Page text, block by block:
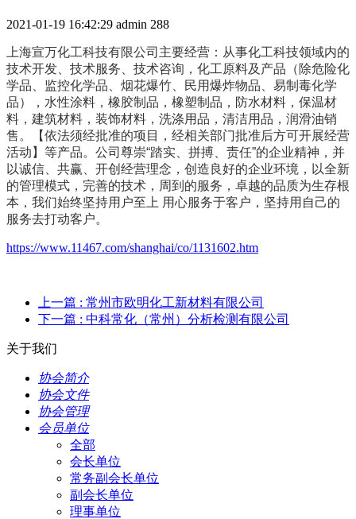
2021-01-19 16:42:29 admin 288
上海宣万化工科技有限公司主要经营：从事化工科技领域内的
技术开发、技术服务、技术咨询，化工原料及产品（除危险化
学品、监控化学品、烟花爆竹、民用爆炸物品、易制毒化学
品），水性涂料，橡胶制品，橡塑制品，防水材料，保温材
料，建筑材料，装饰材料，洗涤用品，清洁用品，润滑油销
售。【依法须经批准的项目，经相关部门批准后方可开展经营
活动】等产品。公司尊崇“踏实、拼搏、责任”的企业精神，并
以诚信、共赢、开创经营理念，创造良好的企业环境，以全新
的管理模式，完善的技术，周到的服务，卓越的品质为生存根
本，我们始终坚持用户至上 用心服务于客户，坚持用自己的
服务去打动客户。
https://www.11467.com/shanghai/co/1131602.htm
上一篇 : 常州市欧明化工新材料有限公司
下一篇 : 中科常化（常州）分析检测有限公司
关于我们
协会简介
协会文件
协会管理
会员单位
全部
会长单位
常务副会长单位
副会长单位
理事单位